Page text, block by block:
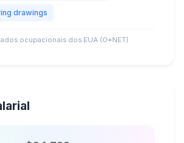
drawings
ocupacionais dos EUA (O*NET)